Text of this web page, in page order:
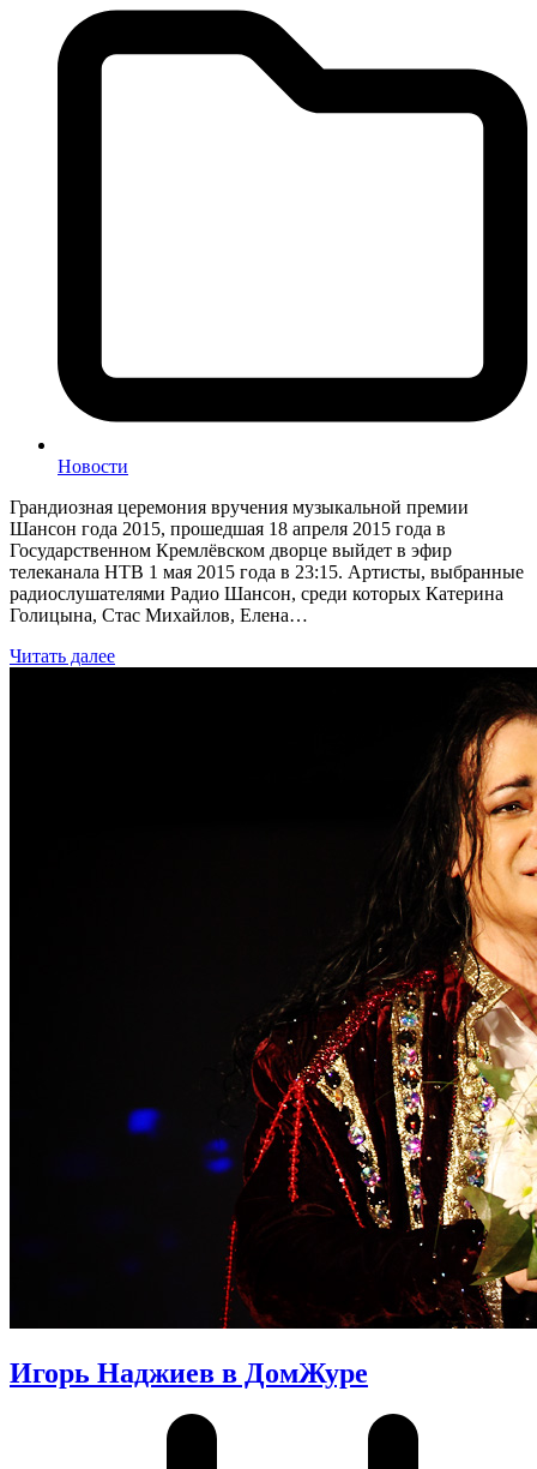
Новости
Грандиозная церемония вручения музыкальной премии
Шансон года 2015, прошедшая 18 апреля 2015 года в
Государственном Кремлёвском дворце выйдет в эфир
телеканала НТВ 1 мая 2015 года в 23:15. Артисты, выбранные
радиослушателями Радио Шансон, среди которых Катерина
Голицына, Стас Михайлов, Елена…
Читать далее
Игорь Наджиев в ДомЖуре